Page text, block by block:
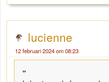
lucienne
12 februari 2024 om 08:23
"